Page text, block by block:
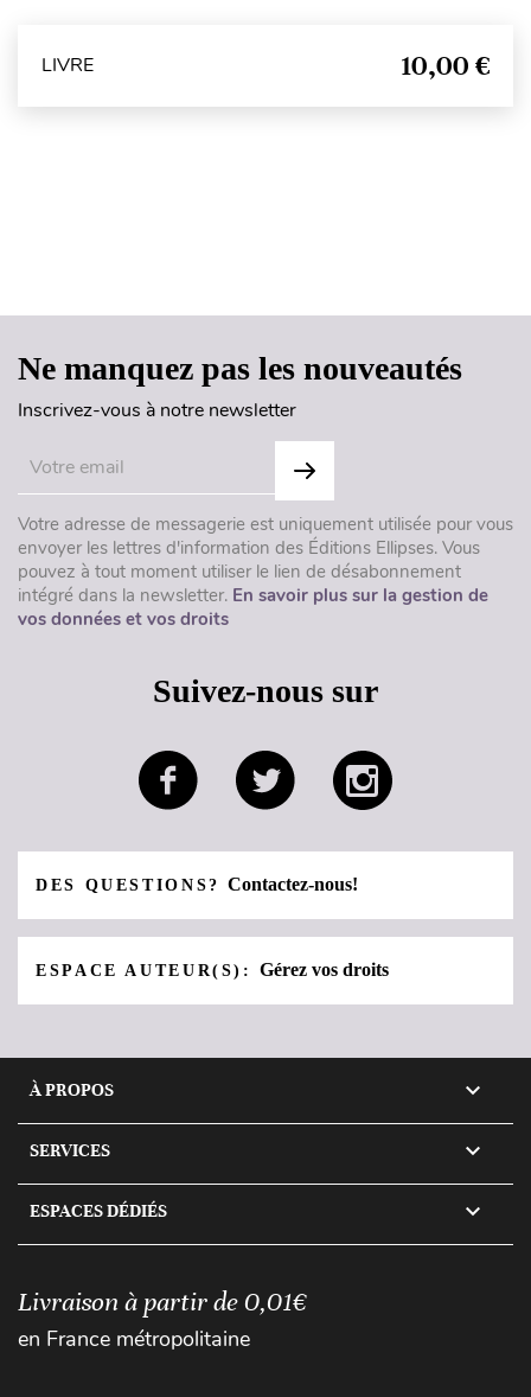
LIVRE 10,00 €
Ne manquez pas les nouveautés
Inscrivez-vous à notre newsletter
Votre adresse de messagerie est uniquement utilisée pour vous
envoyer les lettres d'information des Éditions Ellipses. Vous
pouvez à tout moment utiliser le lien de désabonnement
intégré dans la newsletter. En savoir plus sur la gestion de
vos données et vos droits
Suivez-nous sur
DES QUESTIONS?Contactez-nous!
ESPACE AUTEUR(S):Gérez vos droits
À PROPOS 
SERVICES 
ESPACES DÉDIÉS 
Livraison à partir de 0,01€
en France métropolitaine